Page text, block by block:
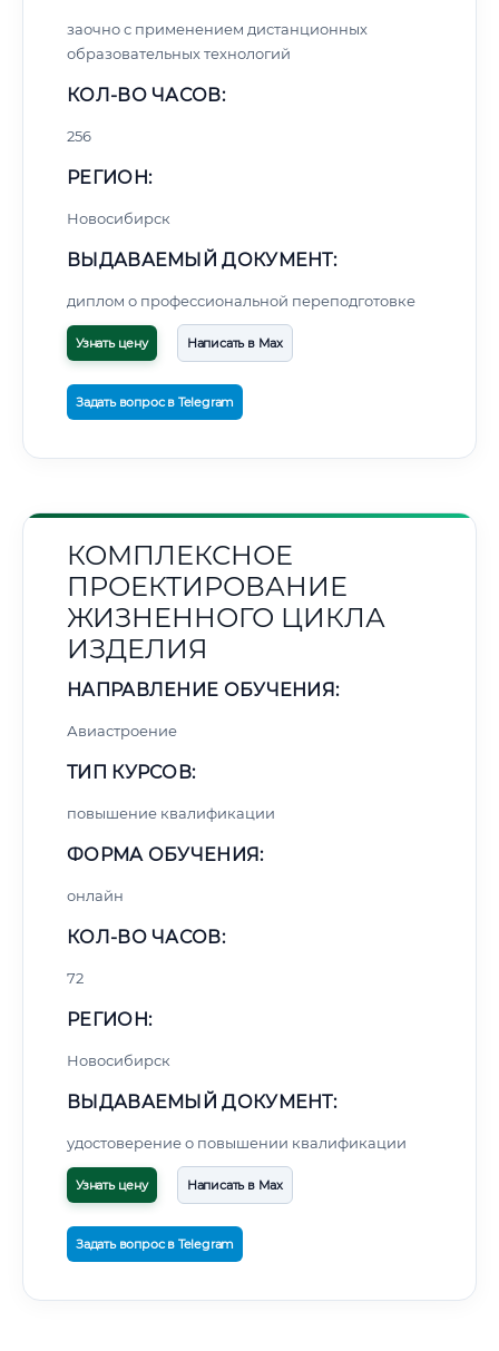
заочно с применением дистанционных
образовательных технологий
КОЛ-ВО ЧАСОВ:
256
РЕГИОН:
Новосибирск
ВЫДАВАЕМЫЙ ДОКУМЕНТ:
диплом о профессиональной переподготовке
Узнать цену Написать в Max
Задать вопрос в Telegram
КОМПЛЕКСНОЕ
ПРОЕКТИРОВАНИЕ
ЖИЗНЕННОГО ЦИКЛА
ИЗДЕЛИЯ
НАПРАВЛЕНИЕ ОБУЧЕНИЯ:
Авиастроение
ТИП КУРСОВ:
повышение квалификации
ФОРМА ОБУЧЕНИЯ:
онлайн
КОЛ-ВО ЧАСОВ:
72
РЕГИОН:
Новосибирск
ВЫДАВАЕМЫЙ ДОКУМЕНТ:
удостоверение о повышении квалификации
Узнать цену Написать в Max
Задать вопрос в Telegram